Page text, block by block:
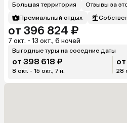
Большая территория
Отзывы за
Премиальный отдых
от 396 824 ₽
7 окт. - 13 окт., 6 ночей
Выгодные туры на соседние даты
от 398 618 ₽
8 окт. - 15 окт., 7 н. 28